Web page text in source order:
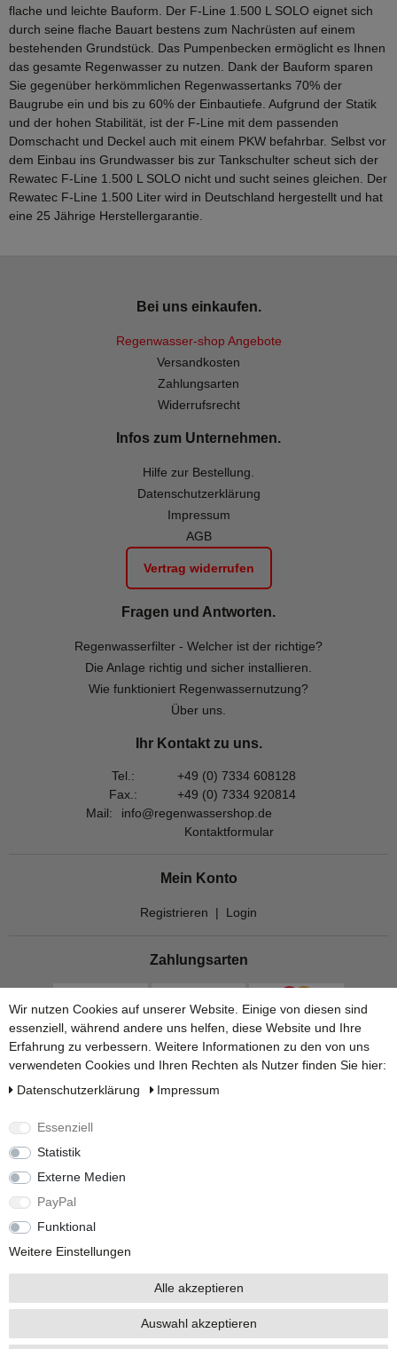
flache und leichte Bauform. Der F-Line 1.500 L SOLO eignet sich
durch seine flache Bauart bestens zum Nachrüsten auf einem
bestehenden Grundstück. Das Pumpenbecken ermöglicht es Ihnen
das gesamte Regenwasser zu nutzen. Dank der Bauform sparen
Sie gegenüber herkömmlichen Regenwassertanks 70% der
Baugrube ein und bis zu 60% der Einbautiefe. Aufgrund der Statik
und der hohen Stabilität, ist der F-Line mit dem passenden
Domschacht und Deckel auch mit einem PKW befahrbar. Selbst vor
dem Einbau ins Grundwasser bis zur Tankschulter scheut sich der
Rewatec F-Line 1.500 L SOLO nicht und sucht seines gleichen. Der
Rewatec F-Line 1.500 Liter wird in Deutschland hergestellt und hat
eine 25 Jährige Herstellergarantie.
Bei uns einkaufen.
Regenwasser-shop Angebote
Versandkosten
Zahlungsarten
Widerrufsrecht
Infos zum Unternehmen.
Hilfe zur Bestellung.
Datenschutzerklärung
Impressum
AGB
Vertrag widerrufen
Fragen und Antworten.
Regenwasserfilter - Welcher ist der richtige?
Die Anlage richtig und sicher installieren.
Wie funktioniert Regenwassernutzung?
Über uns.
Ihr Kontakt zu uns.
Tel.:
+49 (0) 7334 608128
Fax.:
+49 (0) 7334 920814
Mail:
info@regenwassershop.de
Kontaktformular
Mein Konto
Registrieren | Login
Zahlungsarten
Alle Preise inkl. 19% Mehrwertsteuer.
* Die verkauften Stückzahlen beziehen sich auf Verkäufe in unseren Shops und
Marktplätzen.
Wir nutzen Cookies auf unserer Website. Einige von diesen sind
essenziell, während andere uns helfen, diese Website und Ihre
Erfahrung zu verbessern. Weitere Informationen zu den von uns
verwendeten Cookies und Ihren Rechten als Nutzer finden Sie hier:
Daten­schutz­erklärung
Impressum
Essenziell
Statistik
Externe Medien
PayPal
Funktional
Weitere Einstellungen
Alle akzeptieren
Auswahl akzeptieren